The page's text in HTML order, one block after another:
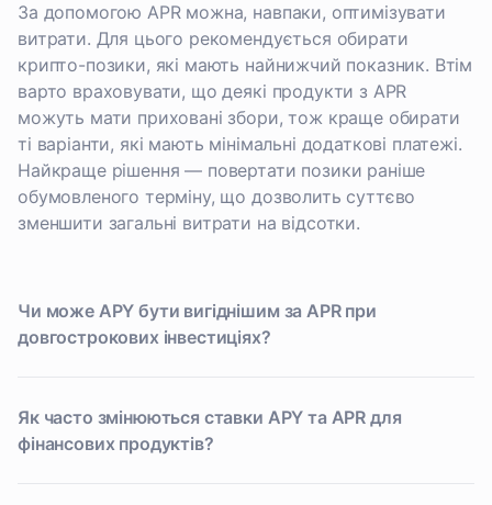
За допомогою APR можна, навпаки, оптимізувати
витрати. Для цього рекомендується обирати
крипто-позики, які мають найнижчий показник. Втім
варто враховувати, що деякі продукти з APR
можуть мати приховані збори, тож краще обирати
ті варіанти, які мають мінімальні додаткові платежі.
Найкраще рішення — повертати позики раніше
обумовленого терміну, що дозволить суттєво
зменшити загальні витрати на відсотки.
Чи може APY бути вигіднішим за APR при
довгострокових інвестиціях?
Як часто змінюються ставки APY та APR для
фінансових продуктів?